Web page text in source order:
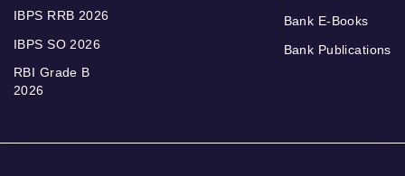
IBPS RRB 2026
IBPS SO 2026
RBI Grade B
2026
Bank E-Books
Bank Publications